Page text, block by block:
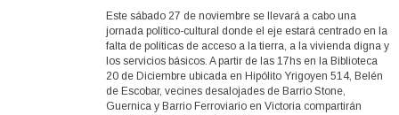
Este sábado 27 de noviembre se llevará a cabo una
jornada político-cultural donde el eje estará centrado en la
falta de políticas de acceso a la tierra, a la vivienda digna y
los servicios básicos. A partir de las 17hs en la Biblioteca
20 de Diciembre ubicada en Hipólito Yrigoyen 514, Belén
de Escobar, vecines desalojades de Barrio Stone,
Guernica y Barrio Ferroviario en Victoria compartirán